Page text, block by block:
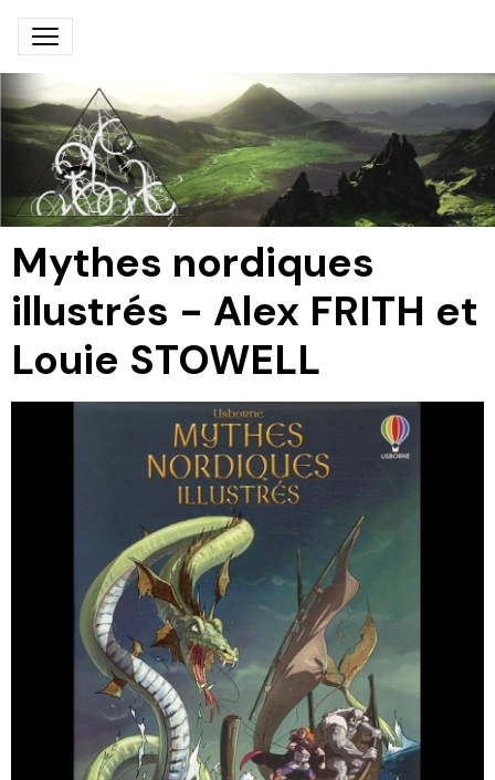
Mythes nordiques
illustrés - Alex FRITH et
Louie STOWELL